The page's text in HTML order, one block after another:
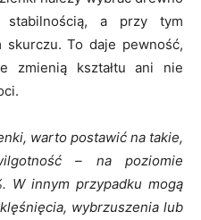
stabilnością, a przy tym
skurczu. To daje pewność,
zmienią kształtu ani nie
warto postawić na takie,
– na poziomie
W innym przypadku mogą
wybrzuszenia lub